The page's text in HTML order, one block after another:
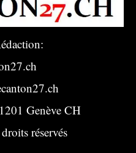
Genève CH
réservés